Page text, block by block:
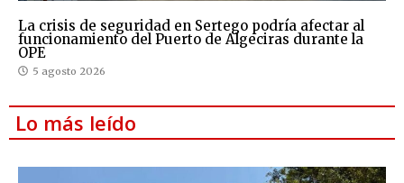
La crisis de seguridad en Sertego podría afectar al
funcionamiento del Puerto de Algeciras durante la
OPE
5 agosto 2026
Lo más leído